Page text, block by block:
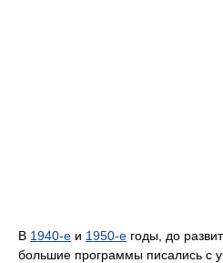
В 1940-е и 1950-е годы, до
большие программы писались с